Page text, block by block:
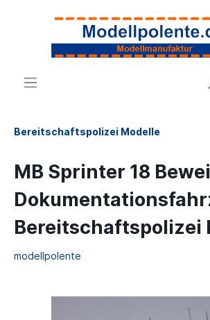
Bereitschaftspolizei Modelle
MB Sprinter 18
Bereitschaftspolizei
modellpolente